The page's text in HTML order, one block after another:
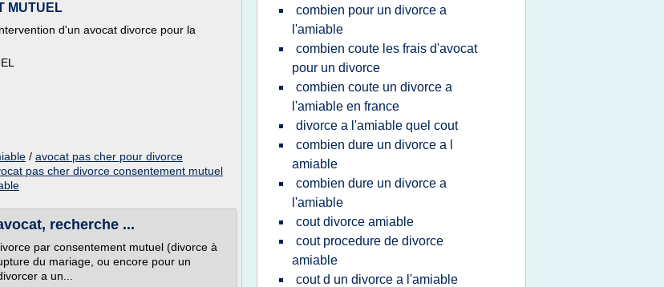
MUTUEL
d'un avocat divorce pour la
/ avocat pas cher pour divorce
pas cher divorce consentement mutuel
recherche ...
par consentement mutuel (divorce à
du mariage, ou encore pour un
a un...
combien pour un divorce a
l'amiable
combien coute les frais d'avocat
pour un divorce
combien coute un divorce a
l'amiable en france
divorce a l'amiable quel cout
combien dure un divorce a l
amiable
combien dure un divorce a
l'amiable
cout divorce amiable
cout procedure de divorce
amiable
cout d un divorce a l'amiable